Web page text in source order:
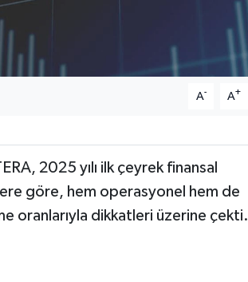
A- A+
2025 yılı ilk çeyrek finansal
göre, hem operasyonel hem de
oranlarıyla dikkatleri üzerine çekti.